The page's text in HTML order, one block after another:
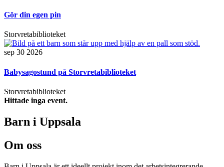
Gör din egen pin
Storvretabiblioteket
sep 30 2026
Babysagostund på Storvretabiblioteket
Storvretabiblioteket
Hittade inga event.
Barn i Uppsala
Om oss